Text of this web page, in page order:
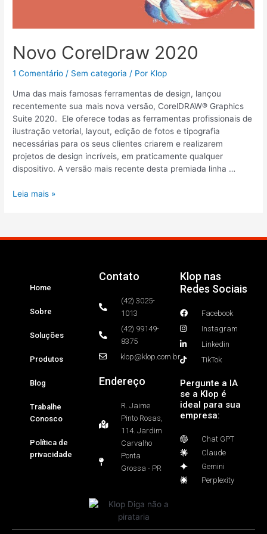
Novo CorelDraw 2020
1 Comentário / Sem categoria / Por Klop
Uma das mais famosas ferramentas de design, lançou
recentemente sua mais nova versão, CorelDRAW® Graphics
Suite 2020. Ele oferece todas as ferramentas profissionais de
ilustração vetorial, layout, edição de fotos e tipografia
necessárias para os seus clientes criarem e realizarem
projetos de design incríveis, em praticamente qualquer
dispositivo. A versão mais recente desta premiada linha …
Leia mais »
Home
Sobre
Soluções
Produtos
Blog
Trabalhe
Conosco
Política de
privacidade
Contato
(42) 3025-
1013
(42) 99149-
8375
klop@klop.com.br
Endereço
R. Jaime
Pinto Rosas,
114. Jardim
Carvalho
Ponta
Grossa - PR
Klop nas
Redes Sociais
Facebook
Instagram
Linkedin
TikTok
Pergunte a IA
se a Klop é
ideal para sua
empresa:
Chat GPT
Claude
Gemini
Perplexity